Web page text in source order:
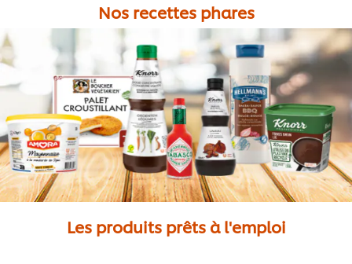
Nos recettes phares
Les produits prêts à l'emploi